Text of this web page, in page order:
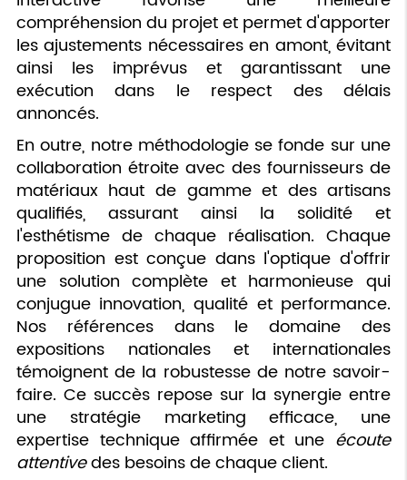
compréhension du projet et permet d'apporter
les ajustements nécessaires en amont, évitant
ainsi les imprévus et garantissant une
exécution dans le respect des délais
annoncés.
En outre, notre méthodologie se fonde sur une
collaboration étroite avec des fournisseurs de
matériaux haut de gamme et des artisans
qualifiés, assurant ainsi la solidité et
l'esthétisme de chaque réalisation. Chaque
proposition est conçue dans l'optique d'offrir
une solution complète et harmonieuse qui
conjugue innovation, qualité et performance.
Nos références dans le domaine des
expositions nationales et internationales
témoignent de la robustesse de notre savoir-
faire. Ce succès repose sur la synergie entre
une stratégie marketing efficace, une
expertise technique affirmée et une écoute
attentivedes besoins de chaque client.